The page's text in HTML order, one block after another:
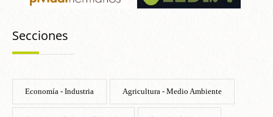
Secciones
Economía - Industria Agricultura - Medio Ambiente